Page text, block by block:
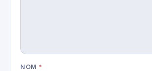
NOM *